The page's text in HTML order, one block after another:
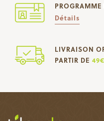
PROGRAMME
Détails
LIVRAISON
PARTIR DE